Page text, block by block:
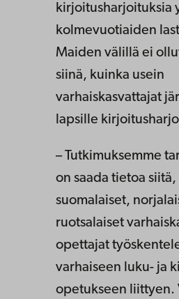
kirjoitusharjoituksia
kolmevuotiaiden
Maiden välillä ei
siinä, kuinka usein
varhaiskasvattajat
lapsille
– Tutkimuksemme
on saada tietoa
suomalaiset,
ruotsalaiset
opettajat
varhaiseen luku- ja
opetukseen liittyen.